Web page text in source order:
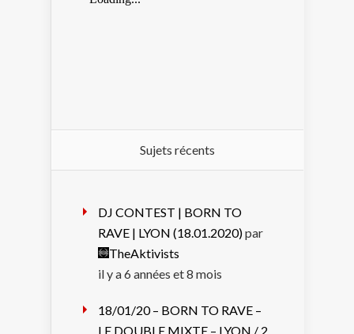
Sujets récents
DJ CONTEST | BORN TO
RAVE | LYON (18.01.2020)par
TheAktivists
il y a 6 années et 8 mois
18/01/20 – BORN TO RAVE –
LE DOUBLE MIXTE – LYON / 2